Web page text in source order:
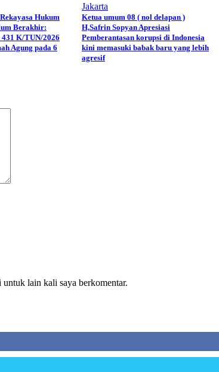
Hukum
Berakhir:
431 K/TUN/2026
Agung pada 6
Jakarta
Ketua umum 08 ( nol delapan )
H,Safrin Sopyan Apresiasi
Pemberantasan korupsi di Indonesia
kini memasuki babak baru yang lebih
agresif
lain kali saya berkomentar.